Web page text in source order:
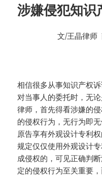
涉嫌侵犯知识
文/王晶律师
相信很多从事知识产权
对当事人的委托时，无
律师，首先得看涉嫌的
的侵权行为，无行为即
原告享有外观设计专利
规定仅仅使用外观设计
成侵权的，可见正确判
定的侵权行为至关重要